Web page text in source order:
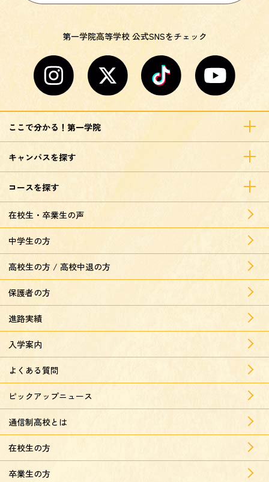
第一学院高等学校 公式SNSをチェック
ここで分かる！第一学院
キャンパスを探す
コースを探す
在校生・卒業生の声
中学生の方
高校生の方 / 高校中退の方
保護者の方
進路実績
入学案内
よくある質問
ピックアップニュース
通信制高校とは
在校生の方
卒業生の方